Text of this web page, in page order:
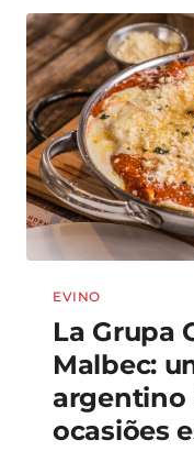
EVINO
La Grupa
Malbec:
argentino
ocasiões